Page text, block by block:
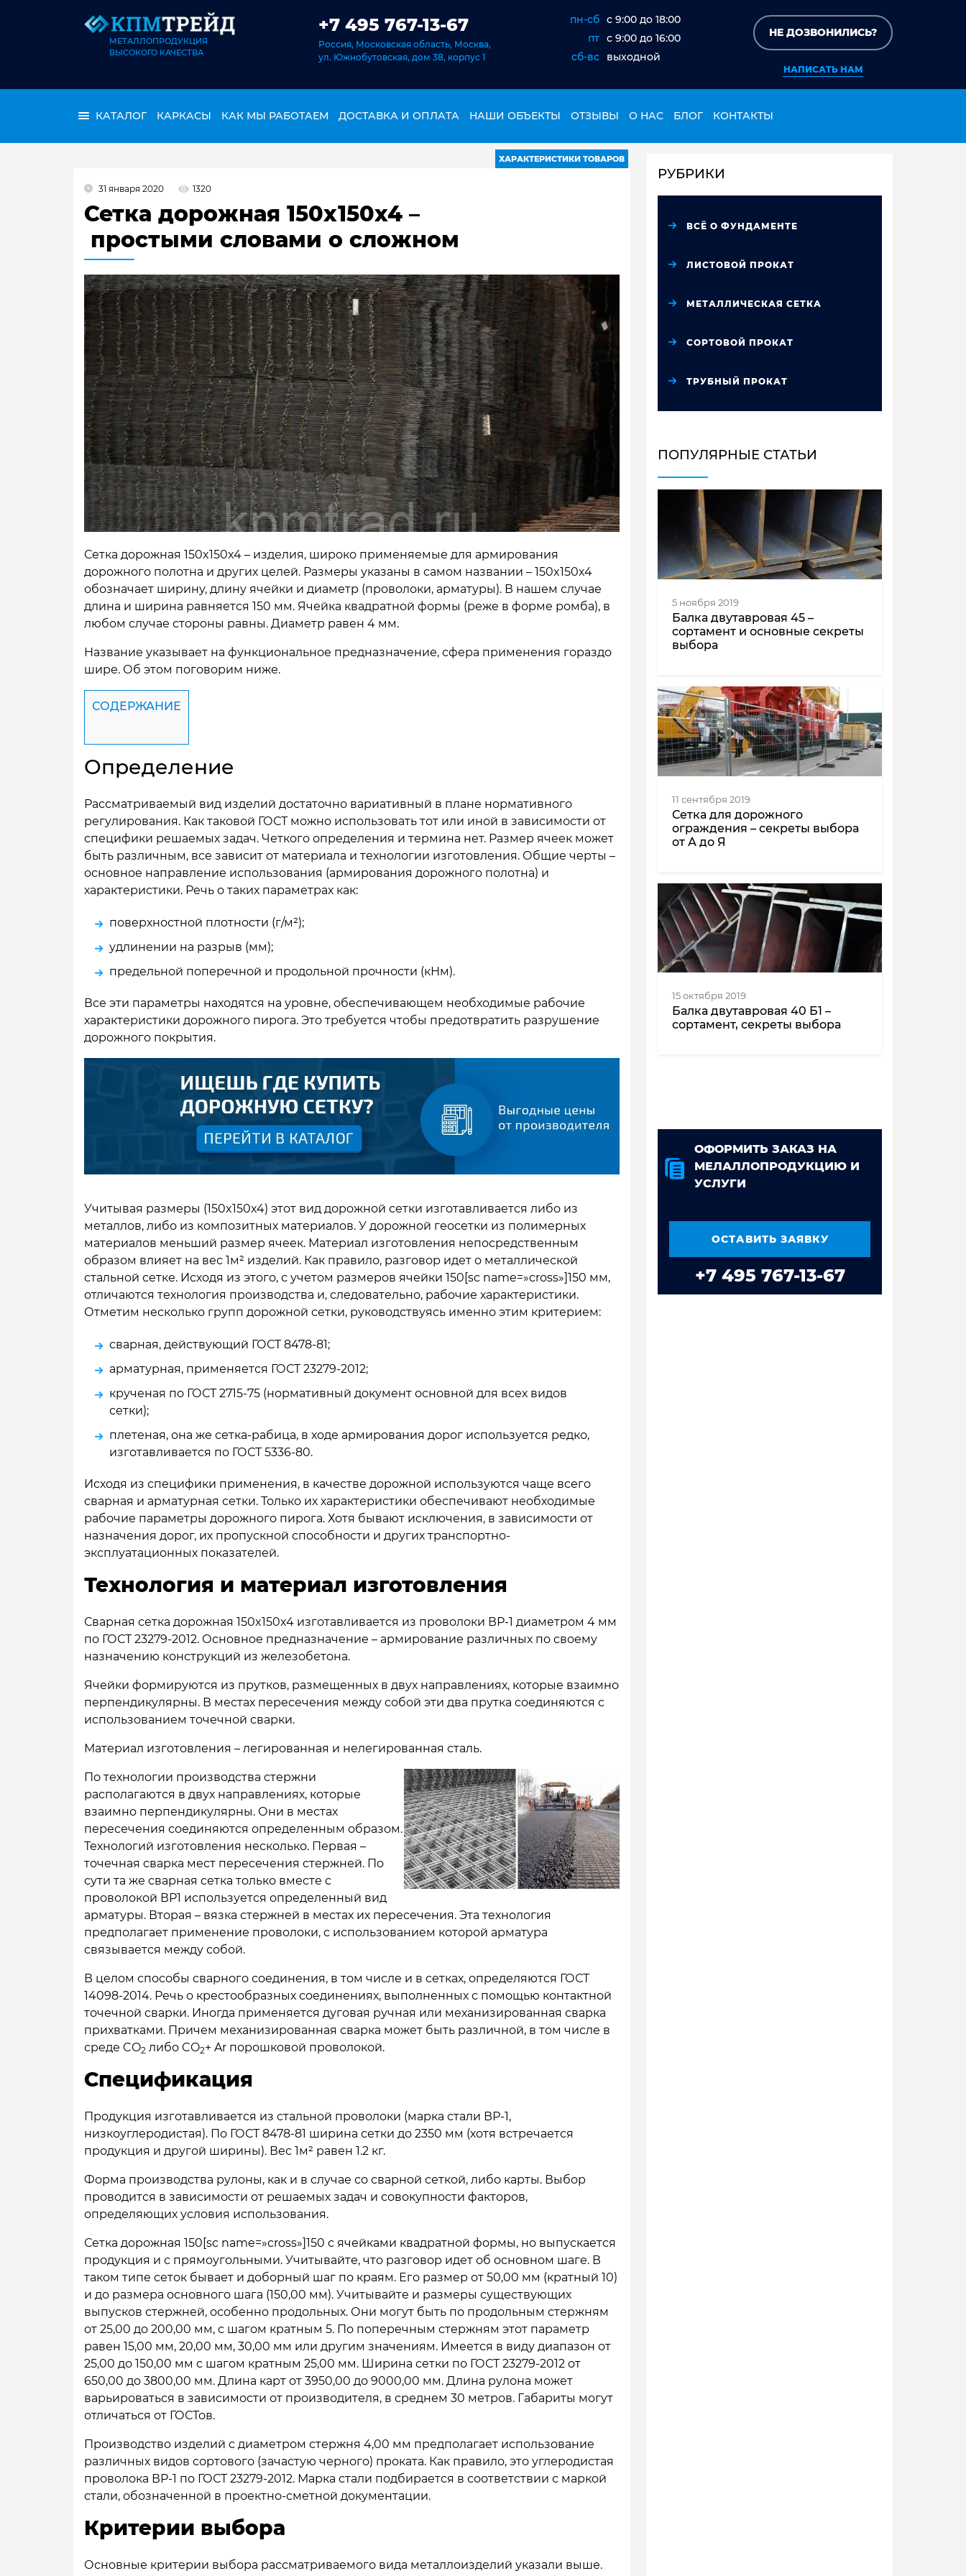
МЕТАЛЛОПРОДУКЦИЯ
ВЫСОКОГО КАЧЕСТВА
+7 495 767-13-67
Россия, Московская область, Москва,
ул. Южнобутовская, дом 38, корпус 1
пн-сб c 9:00 до 18:00
пт c 9:00 до 16:00
сб-вс
выходной
НЕ ДОЗВОНИЛИСЬ?
НАПИСАТЬ НАМ
КАТАЛОГ КАРКАСЫ КАК МЫ РАБОТАЕМ ДОСТАВКА И ОПЛАТА НАШИ ОБЪЕКТЫ ОТЗЫВЫ О НАС БЛОГ КОНТАКТЫ
ХАРАКТЕРИСТИКИ ТОВАРОВ
31 января 2020 1320
Сетка дорожная 150x150x4 –
простыми словами о сложном
Сетка дорожная 150x150x4 – изделия, широко применяемые для армирования
дорожного полотна и других целей. Размеры указаны в самом названии – 150x150x4
обозначает ширину, длину ячейки и диаметр (проволоки, арматуры). В нашем случае
длина и ширина равняется 150 мм. Ячейка квадратной формы (реже в форме ромба), в
любом случае стороны равны. Диаметр равен 4 мм.
Название указывает на функциональное предназначение, сфера применения гораздо
шире. Об этом поговорим ниже.
СОДЕРЖАНИЕ
Определение
Рассматриваемый вид изделий достаточно вариативный в плане нормативного
регулирования. Как таковой ГОСТ можно использовать тот или иной в зависимости от
специфики решаемых задач. Четкого определения и термина нет. Размер ячеек может
быть различным, все зависит от материала и технологии изготовления. Общие черты –
основное направление использования (армирования дорожного полотна) и
характеристики. Речь о таких параметрах как:
поверхностной плотности (г/м²);
удлинении на разрыв (мм);
предельной поперечной и продольной прочности (кНм).
Все эти параметры находятся на уровне, обеспечивающем необходимые рабочие
характеристики дорожного пирога. Это требуется чтобы предотвратить разрушение
дорожного покрытия.
Учитывая размеры (150x150x4) этот вид дорожной сетки изготавливается либо из
металлов, либо из композитных материалов. У дорожной геосетки из полимерных
материалов меньший размер ячеек. Материал изготовления непосредственным
образом влияет на вес 1м² изделий. Как правило, разговор идет о металлической
стальной сетке. Исходя из этого, с учетом размеров ячейки 150[sc name=»cross»]150 мм,
отличаются технология производства и, следовательно, рабочие характеристики.
Отметим несколько групп дорожной сетки, руководствуясь именно этим критерием:
сварная, действующий ГОСТ 8478-81;
арматурная, применяется ГОСТ 23279-2012;
крученая по ГОСТ 2715-75 (нормативный документ основной для всех видов
сетки);
плетеная, она же сетка-рабица, в ходе армирования дорог используется редко,
изготавливается по ГОСТ 5336-80.
Исходя из специфики применения, в качестве дорожной используются чаще всего
сварная и арматурная сетки. Только их характеристики обеспечивают необходимые
рабочие параметры дорожного пирога. Хотя бывают исключения, в зависимости от
назначения дорог, их пропускной способности и других транспортно-
эксплуатационных показателей.
Технология и материал изготовления
Сварная сетка дорожная 150x150x4 изготавливается из проволоки ВР-1 диаметром 4 мм
по ГОСТ 23279-2012. Основное предназначение – армирование различных по своему
назначению конструкций из железобетона.
Ячейки формируются из прутков, размещенных в двух направлениях, которые взаимно
перпендикулярны. В местах пересечения между собой эти два прутка соединяются с
использованием точечной сварки.
Материал изготовления – легированная и нелегированная сталь.
По технологии производства стержни
располагаются в двух направлениях, которые
взаимно перпендикулярны. Они в местах
пересечения соединяются определенным образом.
Технологий изготовления несколько. Первая –
точечная сварка мест пересечения стержней. По
сути та же сварная сетка только вместе с
проволокой ВР1 используется определенный вид
арматуры. Вторая – вязка стержней в местах их пересечения. Эта технология
предполагает применение проволоки, с использованием которой арматура
связывается между собой.
В целом способы сварного соединения, в том числе и в сетках, определяются ГОСТ
14098-2014. Речь о крестообразных соединениях, выполненных с помощью контактной
точечной сварки. Иногда применяется дуговая ручная или механизированная сварка
прихватками. Причем механизированная сварка может быть различной, в том числе в
среде CO2 либо CO2+ Ar порошковой проволокой.
Спецификация
Продукция изготавливается из стальной проволоки (марка стали ВР-1,
низкоуглеродистая). По ГОСТ 8478-81 ширина сетки до 2350 мм (хотя встречается
продукция и другой ширины). Вес 1м² равен 1.2 кг.
Форма производства рулоны, как и в случае со сварной сеткой, либо карты. Выбор
проводится в зависимости от решаемых задач и совокупности факторов,
определяющих условия использования.
Сетка дорожная 150[sc name=»cross»]150 с ячейками квадратной формы, но выпускается
продукция и с прямоугольными. Учитывайте, что разговор идет об основном шаге. В
таком типе сеток бывает и доборный шаг по краям. Его размер от 50,00 мм (кратный 10)
и до размера основного шага (150,00 мм). Учитывайте и размеры существующих
выпусков стержней, особенно продольных. Они могут быть по продольным стержням
от 25,00 до 200,00 мм, с шагом кратным 5. По поперечным стержням этот параметр
равен 15,00 мм, 20,00 мм, 30,00 мм или другим значениям. Имеется в виду диапазон от
25,00 до 150,00 мм с шагом кратным 25,00 мм. Ширина сетки по ГОСТ 23279-2012 от
650,00 до 3800,00 мм. Длина карт от 3950,00 до 9000,00 мм. Длина рулона может
варьироваться в зависимости от производителя, в среднем 30 метров. Габариты могут
отличаться от ГОСТов.
Производство изделий с диаметром стержня 4,00 мм предполагает использование
различных видов сортового (зачастую черного) проката. Как правило, это углеродистая
проволока ВР-1 по ГОСТ 23279-2012. Марка стали подбирается в соответствии с маркой
стали, обозначенной в проектно-сметной документации.
Критерии выбора
Основные критерии выбора рассматриваемого вида металлоизделий указали выше.
РУБРИКИ
ВСЁ О ФУНДАМЕНТЕ
ЛИСТОВОЙ ПРОКАТ
МЕТАЛЛИЧЕСКАЯ СЕТКА
СОРТОВОЙ ПРОКАТ
ТРУБНЫЙ ПРОКАТ
ПОПУЛЯРНЫЕ СТАТЬИ
5 ноября 2019
Балка двутавровая 45 –
сортамент и основные секреты
выбора
11 сентября 2019
Сетка для дорожного
ограждения – секреты выбора
от А до Я
15 октября 2019
Балка двутавровая 40 Б1 –
сортамент, секреты выбора
ОФОРМИТЬ ЗАКАЗ НА
МЕЛАЛЛОПРОДУКЦИЮ И
УСЛУГИ
ОСТАВИТЬ ЗАЯВКУ
+7 495 767-13-67